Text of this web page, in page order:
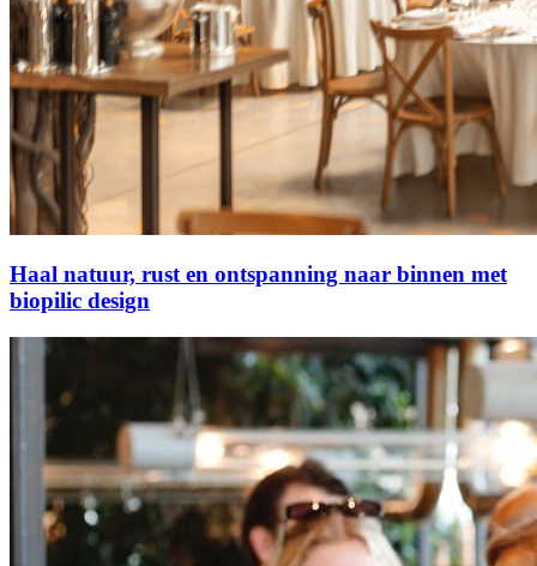
Haal natuur, rust en ontspanning naar binnen met
biopilic design